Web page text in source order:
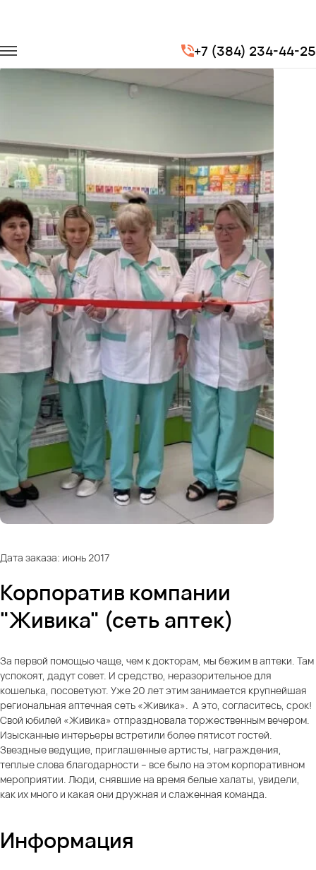
+7 (384) 234-44-25
Корпоративные перевозки
Корпоратив компании "Живика" (сеть аптек)
Дата заказа: июнь 2017
Корпоратив компании
"Живика" (сеть аптек)
За первой помощью чаще, чем к докторам, мы бежим в аптеки. Там
успокоят, дадут совет. И средство, неразорительное для
кошелька, посоветуют. Уже 20 лет этим занимается крупнейшая
региональная аптечная сеть «Живика». А это, согласитесь, срок!
Свой юбилей «Живика» отпраздновала торжественным вечером.
Изысканные интерьеры встретили более пятисот гостей.
Звездные ведущие, приглашенные артисты, награждения,
теплые слова благодарности – все было на этом корпоративном
мероприятии. Люди, снявшие на время белые халаты, увидели,
как их много и какая они дружная и слаженная команда.
Информация